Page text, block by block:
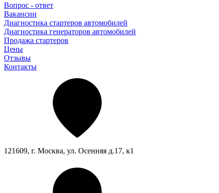
Вопрос - ответ
Вакансии
Диагностика стартеров автомобилей
Диагностика генераторов автомобилей
Продажа стартеров
Цены
Отзывы
Контакты
121609, г. Москва, ул. Осенняя д.17, к1